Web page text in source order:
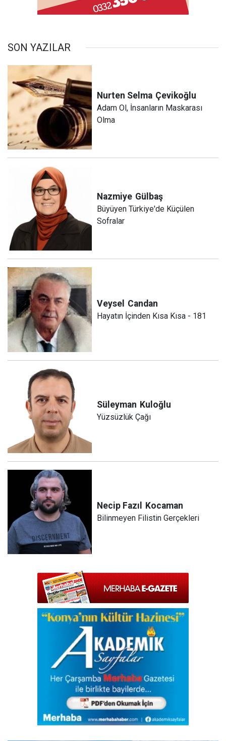
SON YAZILAR
Nurten Selma Çevikoğlu
Adam Ol, İnsanların Maskarası
Olma
Nazmiye Gülbaş
Büyüyen Türkiye'de Küçülen
Sofralar
Veysel Candan
Hayatın İçinden Kısa Kısa - 181
Süleyman Kuloğlu
Yüzsüzlük Çağı
Necip Fazıl Kocaman
Bilinmeyen Filistin Gerçekleri